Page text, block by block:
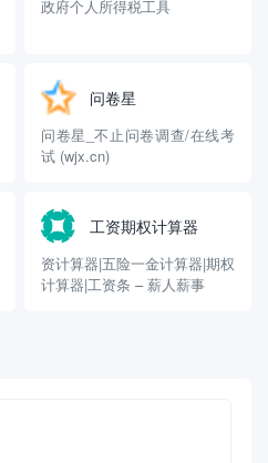
政府个人所得税工具
问卷星
问卷星_不止问卷调查/在线考
试 (wjx.cn)
工资期权计算器
资计算器|五险一金计算器|期权
计算器|工资条 – 薪人薪事